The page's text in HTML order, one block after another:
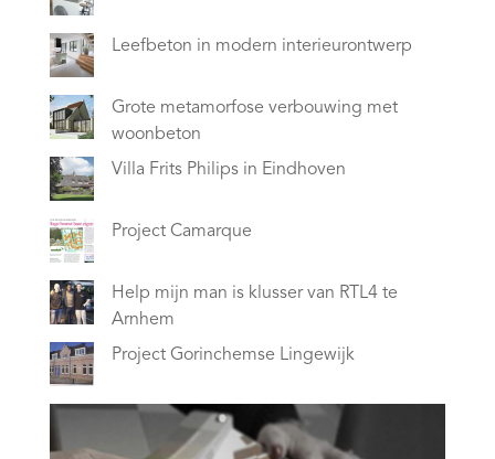
Leefbeton in modern interieurontwerp
Grote metamorfose verbouwing met
woonbeton
Villa Frits Philips in Eindhoven
Project Camarque
Help mijn man is klusser van RTL4 te
Arnhem
Project Gorinchemse Lingewijk